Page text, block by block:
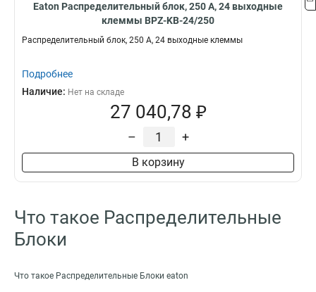
Eaton Распределительный блок, 250 А, 24 выходные
клеммы BPZ-KB-24/250
Распределительный блок, 250 А, 24 выходные клеммы
Подробнее
Наличие: Нет на складе
27 040,78 ₽
– +
В корзину
Что такое Распределительные
Блоки
Что такое Распределительные Блоки eaton